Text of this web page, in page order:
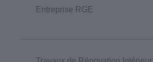
Entreprise RGE